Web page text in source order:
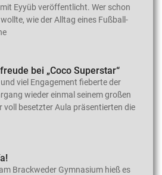
Eyyüb veröffentlicht. Wer schon
wie der Alltag eines Fußball-
bei „Coco Superstar“
viel Engagement fieberte der
wieder einmal seinem großen
besetzter Aula präsentierten die
Brackweder Gymnasium hieß es